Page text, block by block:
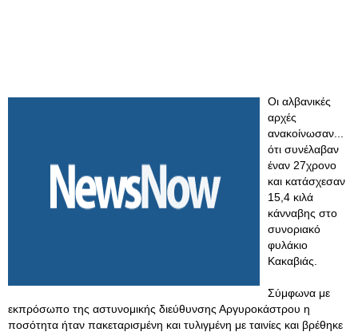
Οι αλβανικές
αρχές
ανακοίνωσαν...
ότι συνέλαβαν
έναν 27χρονο
και κατάσχεσαν
15,4 κιλά
κάνναβης στο
συνοριακό
φυλάκιο
Κακαβιάς.
Σύμφωνα με
εκπρόσωπο της αστυνομικής διεύθυνσης Αργυροκάστρου η
ποσότητα ήταν πακεταρισμένη και τυλιγμένη με ταινίες και βρέθηκε